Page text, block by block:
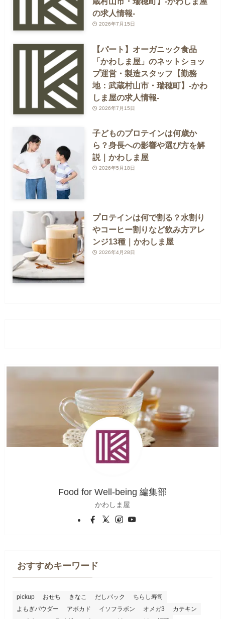
の求人情報-
2026年7月15日
【パート】オーガニック食品
「かわしま屋」のネットショッ
プ運営・製造スタッフ【勤務
地：武蔵村山市・瑞穂町】-かわ
しま屋の求人情報-
2026年7月15日
子どものプロテインは何歳か
ら？身長への影響や選び方を解
説｜かわしま屋
2026年5月18日
プロテインは何で割る？水割り
やコーヒー割りなど飲み方アレ
ンジ13種｜かわしま屋
2026年4月28日
Food for Well-being 編集部
かわしま屋
おすすめキーワード
pickup おせち きなこ だしパック
ちらし寿司
よもぎパウダー
アボカド イソフラボン オメガ3
カテキン